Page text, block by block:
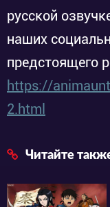
русской
наших
предстоящего
https://
2.html
Читайте